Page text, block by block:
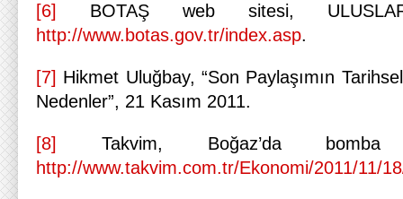
[6]
BOTAŞ web sitesi,
http://www.botas.gov.tr/index.asp.
[7] Hikmet Uluğbay, “Son Paylaşımın
Nedenler”, 21 Kasım 2011.
[8]
Takvim, Boğaz’da bomba
http://www.takvim.com.tr/Ekonomi/2011/11/